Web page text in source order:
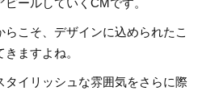
ールしていくCMです。
こそ、デザインに込められたこ
ますよね。
タイリッシュな雰囲気をさらに際